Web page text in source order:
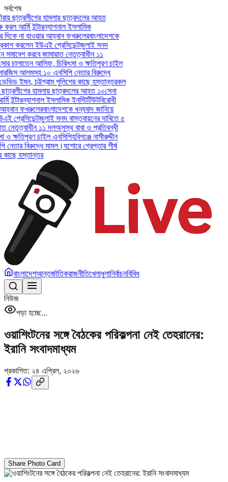
সর্বশেষ
ছাত্রলীগের হামলায় ছাত্রদলের আহত
আর্মি ইন্টারন্যাশনাল ইসলামিক
না যাওয়ার আহ্বান ফখরুলেরবাংলাদেশকে
করলেন ইউএই প্রেসিডেন্টজুলাই সনদ
করবে জামায়াত নেতৃত্বাধীন ১১
চালাতেন আলিফ, চিকিৎসা ও ক্ষতিপূরণ চাইল
আলমসহ ১০ এনসিপি নেতার বিরুদ্ধে
ইমন, চট্টগ্রাম পুলিশের কাছে হস্তান্তরকল
হামলায় ছাত্রদলের আহত ১০সেনা
ইসলামিক ইনস্টিটিউটবিরোধী
ফখরুলেরবাংলাদেশকে ধন্যবাদ জানিয়ে
জুলাই সনদ বাস্তবায়নের দাবিতে ৫
নেতৃত্বাধীন ১১ দলঅসুস্থ বাবা ও প্রতিবন্ধী
ক্ষতিপূরণ চাইল এনসিপিহবিগঞ্জে নাসীরুদ্দীন
বিরুদ্ধে মামল।যশোরে গ্রেপ্তার শীর্ষ
হস্তান্তর
বাংলাদেশআন্তর্জাতিকরাজনীতিখেলাধুলানির্বাচনবিবিধ
নিউজ
পড়া হচ্ছে...
ওয়াশিংটনের সঙ্গে বৈঠকের পরিকল্পনা নেই তেহরানের:
ইরানি সংবাদমাধ্যম
প্রকাশিত: ২৪ এপ্রিল, ২০২৬
Share Photo Card